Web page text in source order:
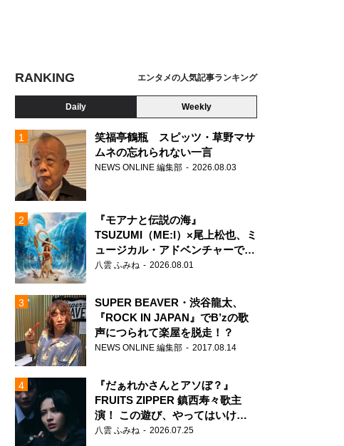
RANKING エンタメの人気記事ランキング
Daily Weekly
笑福亭鶴瓶 スピッツ・草野マサ
ムネの忘れられない一言
NEWS ONLINE 編集部 2026.08.03
『モアナと伝説の海』
TSUZUMI（ME:I）×尾上松也、ミ
ュージカル・アドベンチャーで美
声を響かせる
八雲 ふみね 2026.08.01
SUPER BEAVER・渋谷龍太、
『ROCK IN JAPAN』でB’zの歌
声につられて楽屋を脱走！？
NEWS ONLINE 編集部 2017.08.14
『だぁれかさんとアソぼ？』
FRUITS ZIPPER 鎮西寿々歌主
演！ この遊び、やってはいけま
せん。
八雲 ふみね 2026.07.25